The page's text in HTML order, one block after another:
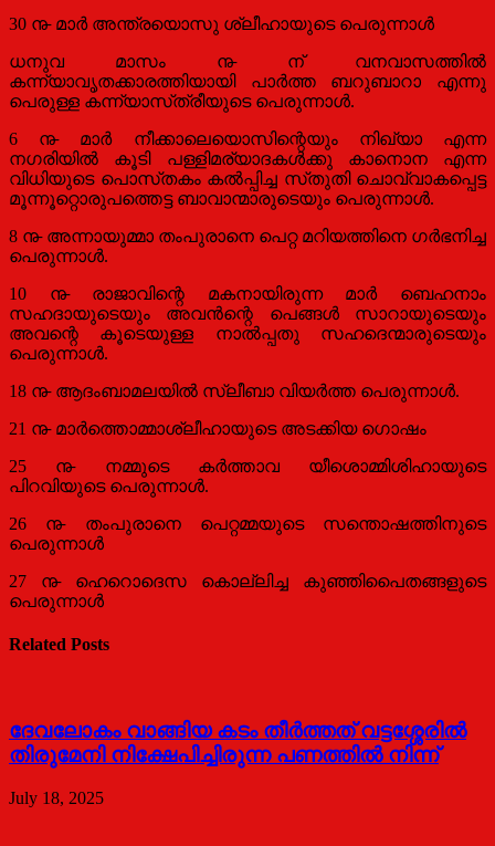
30 ൹ മാര്‍ അന്ത്രയൊസു ശ്ലീഹായുടെ പെരുന്നാള്‍
ധനുവ മാസം ൹ ന് വനവാസത്തില്‍
കന്ന്യാവൃതക്കാരത്തിയായി പാര്‍ത്ത ബറുബാറാ എന്നു
പെരുള്ള കന്ന്യാസ്‌ത്രീയുടെ പെരുന്നാള്‍.
6 ൹ മാര്‍ നീക്കാലെയൊസിന്റെയും നിഖ്യാ എന്ന
നഗരിയില്‍ കൂടി പള്ളിമര്യാദകള്‍ക്കു കാനൊന എന്ന
വിധിയുടെ പൊസ്‌തകം കല്‍പ്പിച്ച സ്‌തുതി ചൊവ്വാകപ്പെട്ട
മൂന്നൂറ്റൊരുപത്തെട്ട ബാവാന്മാരുടെയും പെരുന്നാള്‍.
8 ൹ അന്നായുമ്മാ തംപുരാനെ പെറ്റ മറിയത്തിനെ ഗര്‍ഭനിച്ച
പെരുന്നാള്‍.
10 ൹ രാജാവിന്റെ മകനായിരുന്ന മാര്‍ ബെഹനാം
സഹദായുടെയും അവന്‍ന്റെ പെങ്ങള്‍ സാറായുടെയും
അവന്റെ കൂടെയുള്ള നാല്‍പ്പതു സഹദെന്മാരുടെയും
പെരുന്നാള്‍.
18 ൹ ആദംബാമലയില്‍ സ്ലീബാ വിയര്‍ത്ത പെരുന്നാള്‍.
21 ൹ മാര്‍ത്തൊമ്മാശ്ലീഹായുടെ അടക്കിയ ഗൊഷം
25 ൹ നമ്മുടെ കര്‍ത്താവ യീശൊമ്മിശിഹായുടെ
പിറവിയുടെ പെരുന്നാള്‍.
26 ൹ തംപുരാനെ പെറ്റമ്മയുടെ സന്തൊഷത്തിനുടെ
പെരുന്നാള്‍
27 ൹ ഹെറൊദെസ കൊല്ലിച്ച കുഞ്ഞിപൈതങ്ങളുടെ
പെരുന്നാള്‍
Related Posts
ദേവലോകം വാങ്ങിയ കടം തീര്‍ത്തത് വട്ടശ്ശേരില്‍
തിരുമേനി നിക്ഷേപിച്ചിരുന്ന പണത്തില്‍ നിന്ന്
July 18, 2025